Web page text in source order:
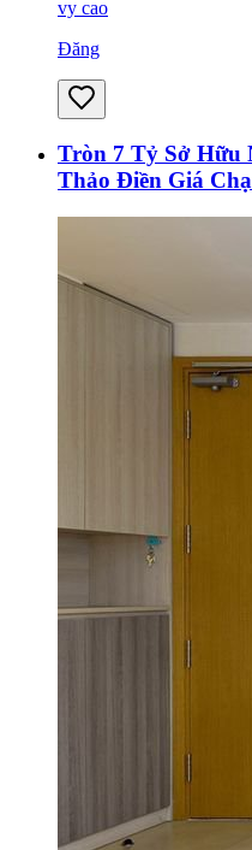
vy cao
Đăng
Tròn 7 Tỷ Sở Hữu
Thảo Điền Giá